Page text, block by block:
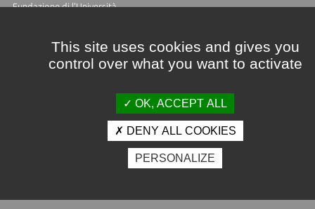
Fundazione di l'Università
Crédits et mentions légales
Espace presse
Photothèque
This site uses cookies and gives you
control over what you want to activate
OK, ACCEPT ALL
DENY ALL COOKIES
PERSONALIZE